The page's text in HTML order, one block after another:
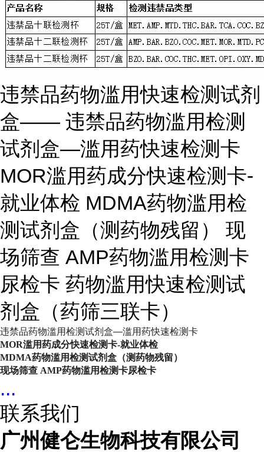
违禁品药物滥用快速检测试剂
盒—— 违禁品药物滥用检测
试剂盒—滥用药快速检测卡
MOR滥用药成分快速检测卡-
就业体检 MDMA药物滥用检
测试剂盒（测药物残留） 现
场筛查 AMP药物滥用检测卡
尿检卡 药物滥用快速检测试
剂盒（药筛三联卡）
违禁品药物滥用检测试剂盒—滥用药快速检测卡
MOR滥用药成分快速检测卡-就业体检
MDMA药物滥用检测试剂盒（测药物残留）
现场筛查 AMP药物滥用检测卡尿检卡
...
联系我们
广州健仑生物科技有限公司